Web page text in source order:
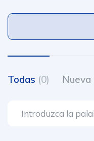
Todas (0) Nueva